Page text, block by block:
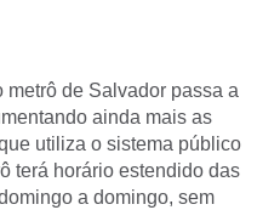
metrô de Salvador passa a
ainda mais as
utiliza o sistema público
terá horário estendido das
a domingo, sem